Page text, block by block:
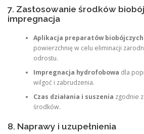
7. Zastosowanie środków
impregnacja
Aplikacja preparatów biobójczych
powierzchnię w celu eliminacji
odrostu.
Impregnacja hydrofobowa dla
wilgoć i zabrudzenia.
Czas działania i suszenia zgodnie
środków.
8. Naprawy i uzupełnienia